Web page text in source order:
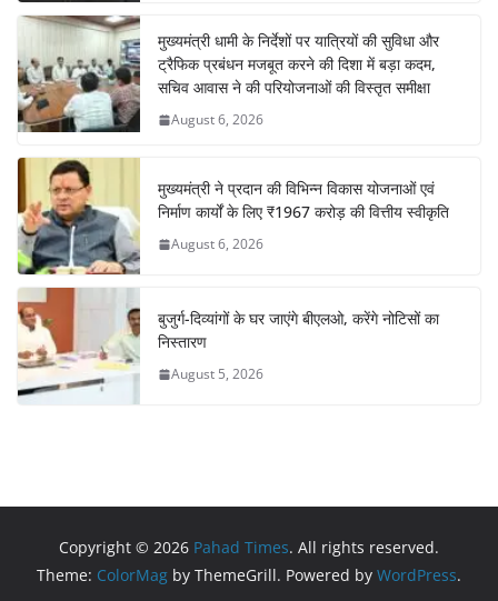
मुख्यमंत्री धामी के निर्देशों पर यात्रियों की सुविधा और
ट्रैफिक प्रबंधन मजबूत करने की दिशा में बड़ा कदम,
सचिव आवास ने की परियोजनाओं की विस्तृत समीक्षा
August 6, 2026
मुख्यमंत्री ने प्रदान की विभिन्न विकास योजनाओं एवं
निर्माण कार्यों के लिए ₹1967 करोड़ की वित्तीय स्वीकृति
August 6, 2026
बुजुर्ग-दिव्यांगों के घर जाएंगे बीएलओ, करेंगे नोटिसों का
निस्तारण
August 5, 2026
Copyright © 2026 Pahad Times. All rights reserved.
Theme: ColorMag by ThemeGrill. Powered by WordPress.